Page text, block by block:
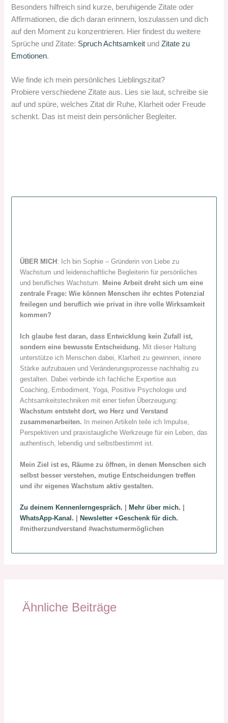
Besonders hilfreich sind kurze, beruhigende Zitate oder
Affirmationen, die dich daran erinnern, loszulassen und dich
auf den Moment zu konzentrieren. Hier findest du weitere
Sprüche und Zitate: Spruch Achtsamkeit undZitate zu
Emotionen.
Wie finde ich mein persönliches Lieblingszitat?
Probiere verschiedene Zitate aus. Lies sie laut, schreibe sie
auf und spüre, welches Zitat dir Ruhe, Klarheit oder Freude
schenkt. Das ist meist dein persönlicher Begleiter.
ÜBER MICH : Ich bin Sophie – Gründerin von Liebe zu
Wachstum und leidenschaftliche Begleiterin für persönliches
und berufliches Wachstum. Meine Arbeit dreht sich um eine
zentrale Frage: Wie können Menschen ihr echtes Potenzial
freilegen und beruflich wie privat in ihre volle Wirksamkeit
kommen?
Ich glaube fest daran, dass Entwicklung kein Zufall ist,
sondern eine bewusste Entscheidung. Mit dieser Haltung
unterstütze ich Menschen dabei, Klarheit zu gewinnen, innere
Stärke aufzubauen und Veränderungsprozesse nachhaltig zu
gestalten. Dabei verbinde ich fachliche Expertise aus
Coaching, Embodiment, Yoga, Positive Psychologie und
Achtsamkeitstechniken mit einer tiefen Überzeugung:
Wachstum entsteht dort, wo Herz und Verstand
zusammenarbeiten.
In meinen Artikeln teile ich Impulse,
Perspektiven und praxistaugliche Werkzeuge für ein Leben, das
authentisch, lebendig und selbstbestimmt ist.
Mein Ziel ist es, Räume zu öffnen, in denen Menschen sich
selbst besser verstehen, mutige Entscheidungen treffen
und ihr eigenes Wachstum aktiv gestalten.
Zu deinem Kennenlerngespräch. Mehr über mich.
WhatsApp-Kanal.
Newsletter +Geschenk für dich.
#mitherzundverstand #wachstumermöglichen
Ähnliche Beiträge